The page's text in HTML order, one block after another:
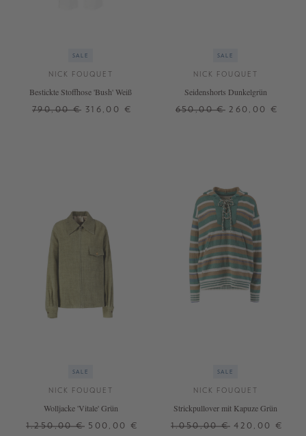
SALE
NICK FOUQUET
Bestickte Stoffhose 'Bush' Weiß
790,00 € 316,00 €
SALE
NICK FOUQUET
Seidenshorts Dunkelgrün
650,00 € 260,00 €
SALE
NICK FOUQUET
Wolljacke 'Vitale' Grün
1.250,00 € 500,00 €
SALE
NICK FOUQUET
Strickpullover mit Kapuze Grün
1.050,00 € 420,00 €